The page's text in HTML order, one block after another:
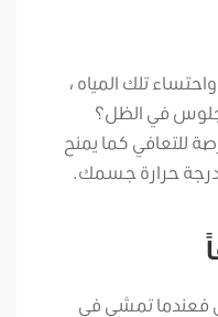
تلك المياه ،
في الظل؟
للتعافي كما يمنح
درجة حرارة جسمك.
فعندما تمشي في